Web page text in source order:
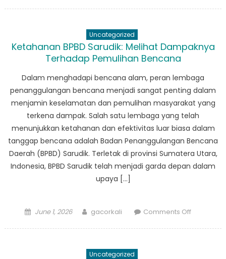
Tapteng
Resiko
Bencana
Uncategorized
Ketahanan BPBD Sarudik: Melihat Dampaknya
Terhadap Pemulihan Bencana
Dalam menghadapi bencana alam, peran lembaga
penanggulangan bencana menjadi sangat penting dalam
menjamin keselamatan dan pemulihan masyarakat yang
terkena dampak. Salah satu lembaga yang telah
menunjukkan ketahanan dan efektivitas luar biasa dalam
tanggap bencana adalah Badan Penanggulangan Bencana
Daerah (BPBD) Sarudik. Terletak di provinsi Sumatera Utara,
Indonesia, BPBD Sarudik telah menjadi garda depan dalam
upaya […]
Posted
June 1, 2026 Author
gacorkali Comments Offon
Uncategorized